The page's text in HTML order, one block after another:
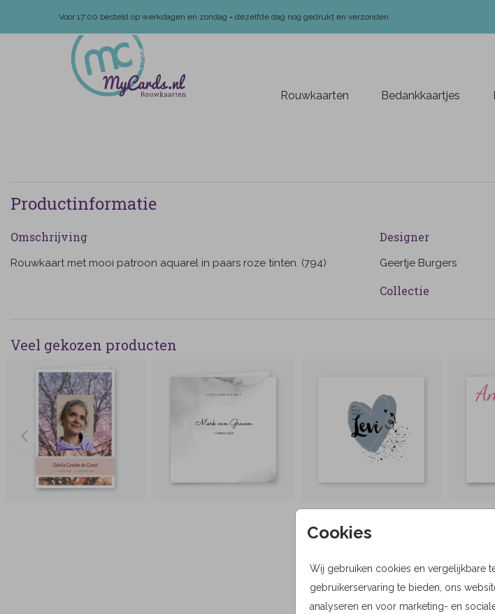
Voor 17:00 besteld op werkdagen en zondag = dezelfde dag nog gedrukt en verzonden.
Rouwkaarten Bedankkaartjes
Cookies
Wij gebruiken cookies en vergelijkbare
gebruikerservaring te bieden, ons
analyseren en voor marketing- en
Productinformatie
Omschrijving
Rouwkaart met mooi patroon aquarel in paars roze tinten. (794)
Designer
Geertje Burgers
Collectie
Veel gekozen producten